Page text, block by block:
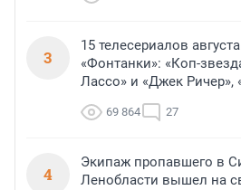
3
15 телесериалов
«Фонтанки»: «Коп-
Лассо» и «Джек Ричер»,
69 864 27
4
Экипаж пропавшего в
Ленобласти вышел на